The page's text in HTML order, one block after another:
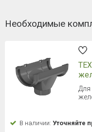
Необходимые
Для
В наличии: Уточняйте